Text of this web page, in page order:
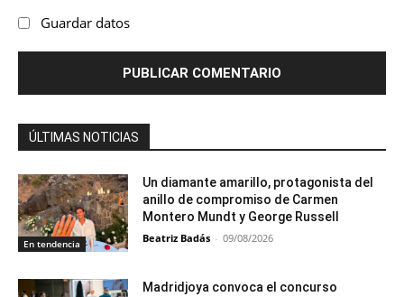
Guardar datos
ÚLTIMAS NOTICIAS
En tendencia
Un diamante amarillo, protagonista del
anillo de compromiso de Carmen
Montero Mundt y George Russell
Beatriz Badás - 09/08/2026
Madridjoya convoca el concurso